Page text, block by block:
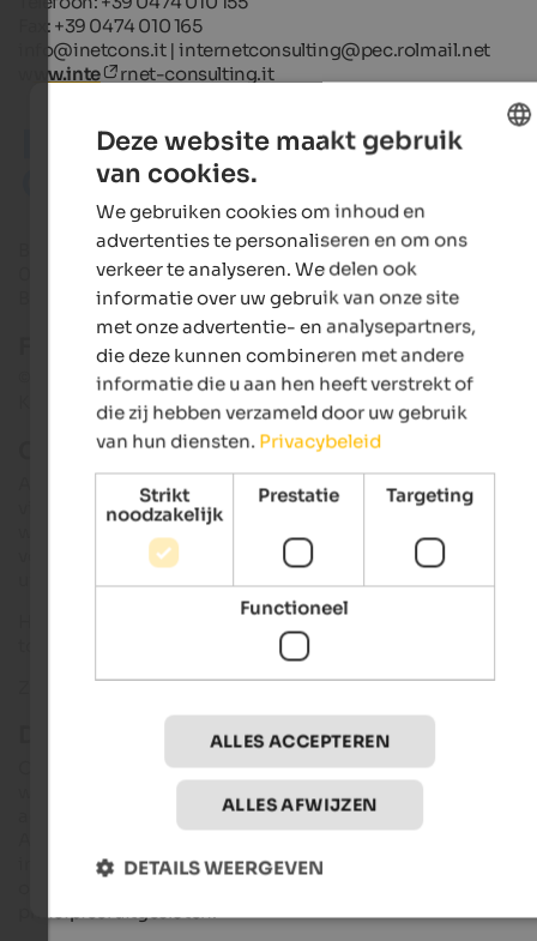
Fax: +39 0474 010 165
info@inetcons.it | internetconsulting@pec.rolmail.net
ww.inte rnet-consulting.it
BTW-nr./belastingnr./bedrijfsregisternr. Bolzano: IT
00760750216
Bedrijfskapitaal: € 10.200 volledig volgestort
Foto's en fotocredits
© Helmuth Rier, © Alex Filz, © Harald Wisthaler, © Manuel
Kottersteger, © Alex Moling, © Armin Terzer
Copyright
Alle gepubliceerde objecten (teksten, afbeeldingen,
video's, enz.) zijn auteursrechtelijk beschermd en mogen niet
worden gebruikt of gereproduceerd voor welk doel of in
vorm dan ook, online of in gedrukte vorm, zonder onze
Het volgende is een gedeponeerd handelsmerk dat niet
toestemming mag worden gebruikt:
ZUID-TIROL
Ondanks zorgvuldig werk en grondige controles aanvaarden
wij geen aansprakelijkheid voor de juistheid, volledigheid en
actualiteit van de beschikbaar gestelde inhoud.
immateriële schade, die door het gebruik van de inhoud of
principieel uitgesloten.
Deze website maakt gebruik
van cookies.
We gebruiken cookies om inhoud en
advertenties te personaliseren en om ons
verkeer te analyseren. We delen ook
informatie over uw gebruik van onze site
met onze advertentie- en analysepartners,
die deze kunnen combineren met andere
informatie die u aan hen heeft verstrekt of
die zij hebben verzameld door uw gebruik
van hun diensten. Privacybeleid
Strikt
noodzakelijk
Prestatie Targeting
Functioneel
ALLES ACCEPTEREN
ALLES AFWIJZEN
DETAILS WEERGEVEN